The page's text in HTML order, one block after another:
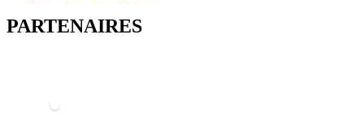
PARTENAIRES